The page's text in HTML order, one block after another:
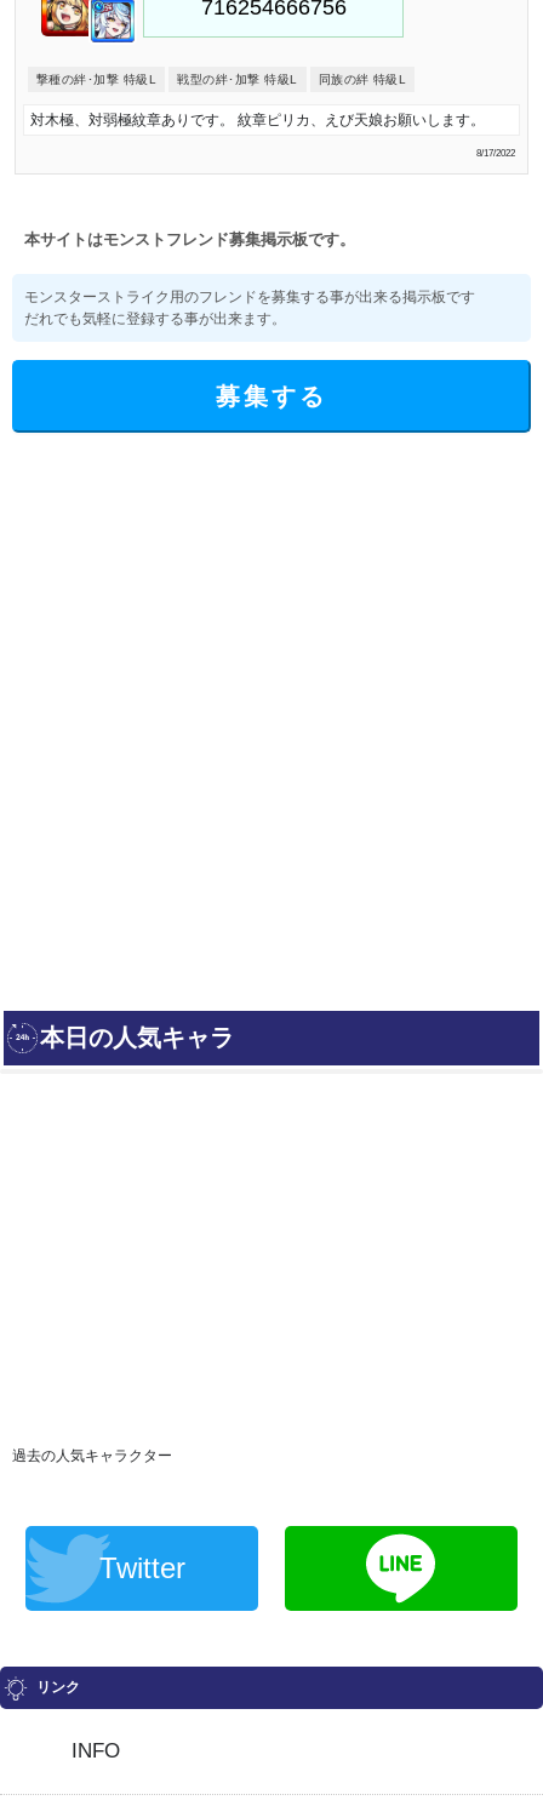
撃種の絆･加撃 特級L 戦型の絆･加撃 特級L 同族の絆 特級L
対木極、対弱極紋章ありです。 紋章ピリカ、えび天娘お願いします。
8/17/2022
本サイトはモンストフレンド募集掲示板です。
モンスターストライク用のフレンドを募集する事が出来る掲示板です
だれでも気軽に登録する事が出来ます。
募集する
過去の人気キャラクター
Twitter
リンク
INFO